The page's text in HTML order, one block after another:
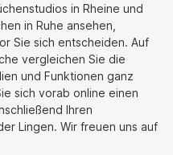
in Rheine und
in Ruhe ansehen,
Sie sich entscheiden. Auf
vergleichen Sie die
und Funktionen ganz
sich vorab online einen
Ihren
Lingen. Wir freuen uns auf